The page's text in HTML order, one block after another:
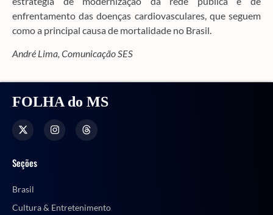
enfrentamento das doenças cardiovasculares, que seguem
como a principal causa de mortalidade no Brasil.
André Lima, Comunicação SES
FOLHA do MS
Seções
Brasil
Cultura & Entretenimento